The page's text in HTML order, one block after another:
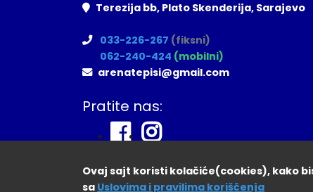
Terezija bb, Plato Skenderija, Sarajevo
033-226-267 (fiksni)
062-240-424 (mobilni)
arenatepisi@gmail.com
Pratite nas:
Ovaj sajt koristi kolačiće(cookies), kako
sa Uslovima i pravilima koriščenja